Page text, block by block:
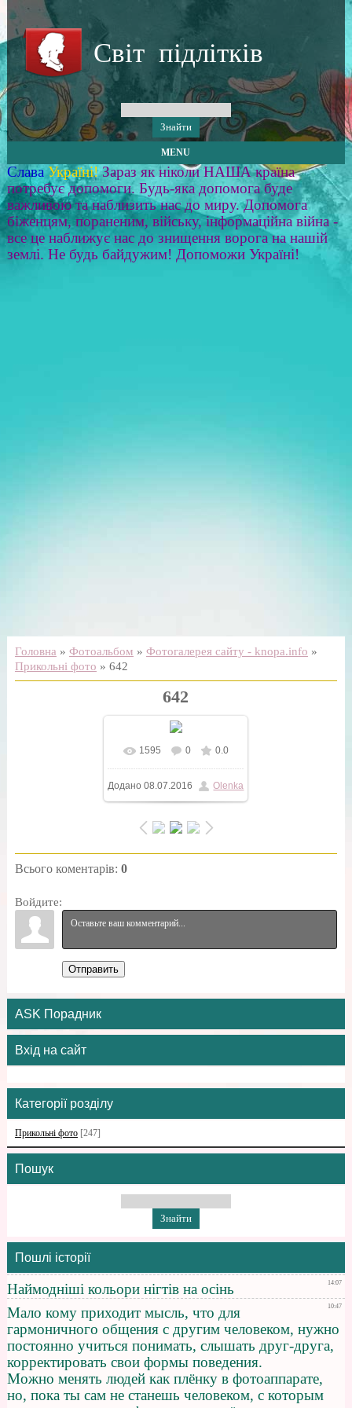
Світ підлітків
MENU
Слава Україні! Зараз як ніколи НАША країна
потребує допомоги. Будь-яка допомога буде
важливою та наблизить нас до миру. Допомога
біженцям, пораненим, війську, інформаційна війна -
все це наближує нас до знищення ворога на нашій
землі. Не будь байдужим! Допоможи Україні!
Головна » Фотоальбом » Фотогалерея сайту - knopa.info »
Прикольні фото » 642
642
1595 0 0.0
Додано 08.07.2016 Olenka
Всього коментарів: 0
Войдите:
Отправить
ASK Порадник
Вхід на сайт
Категорії розділу
Прикольні фото [247]
Пошук
Пошлі історії